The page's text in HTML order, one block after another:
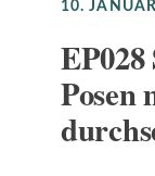
10.
Posen